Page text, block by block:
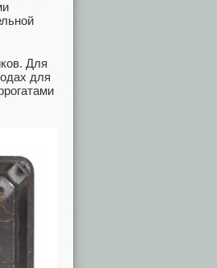
Для
для